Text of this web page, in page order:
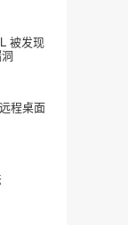
被发现
程桌面